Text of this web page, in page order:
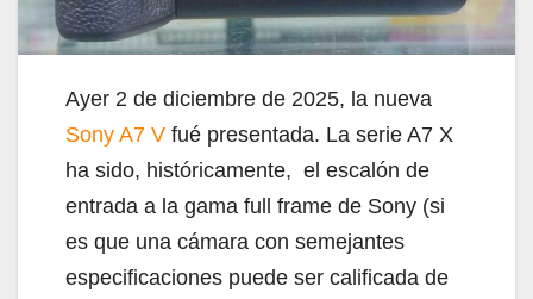
Ayer 2 de diciembre de 2025, la nueva
Sony A7 V fué presentada. La serie A7 X
ha sido, históricamente, el escalón de
entrada a la gama full frame de Sony (si
es que una cámara con semejantes
especificaciones puede ser calificada de